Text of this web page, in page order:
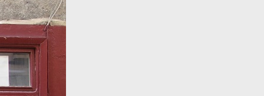
Digitaler
aus Covid-19
Theorie des